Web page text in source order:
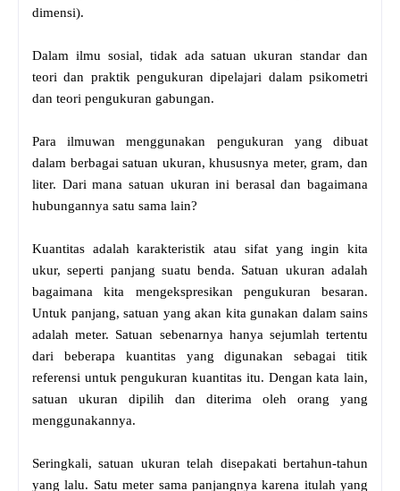
dimensi).
Dalam ilmu sosial, tidak ada satuan ukuran standar dan
teori dan praktik pengukuran dipelajari dalam psikometri
dan teori pengukuran gabungan.
Para ilmuwan menggunakan pengukuran yang dibuat
dalam berbagai satuan ukuran, khususnya meter, gram, dan
liter. Dari mana satuan ukuran ini berasal dan bagaimana
hubungannya satu sama lain?
Kuantitas adalah karakteristik atau sifat yang ingin kita
ukur, seperti panjang suatu benda. Satuan ukuran adalah
bagaimana kita mengekspresikan pengukuran besaran.
Untuk panjang, satuan yang akan kita gunakan dalam sains
adalah meter. Satuan sebenarnya hanya sejumlah tertentu
dari beberapa kuantitas yang digunakan sebagai titik
referensi untuk pengukuran kuantitas itu. Dengan kata lain,
satuan ukuran dipilih dan diterima oleh orang yang
menggunakannya.
Seringkali, satuan ukuran telah disepakati bertahun-tahun
yang lalu. Satu meter sama panjangnya karena itulah yang